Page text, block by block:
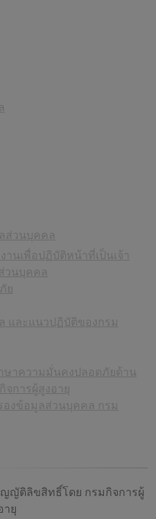
ส่วนบุคคล
นเพื่อปฏิบัติหน้าที่เป็นเจ้า
วนบุคคล
ย
และแนวปฏิบัติของกรม
ษาความมั่นคงปลอดภัยด้าน
จการผู้สูงอายุ
องข้อมูลส่วนบุคคล กรม
ญัติลิขสิทธิ์โดย กรมกิจการผู้
ายุ